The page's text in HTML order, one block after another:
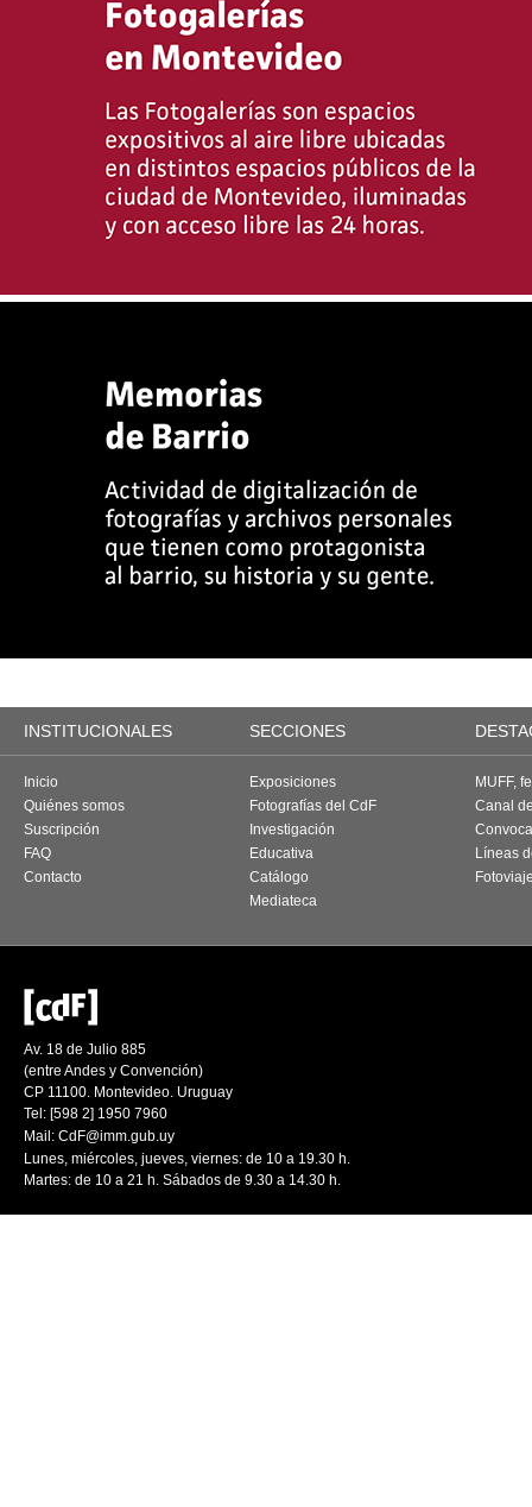
INSTITUCIONALES SECCIONES
Inicio
Quiénes somos
Suscripción
FAQ
Contacto
Exposiciones
Fotografías del CdF
Investigación
Educativa
Catálogo
Mediateca
MUFF,
Canal
Líneas
Av. 18 de Julio 885
(entre Andes y Convención)
CP 11100. Montevideo. Uruguay
Tel: [598 2] 1950 7960
Mail: CdF@imm.gub.uy
Lunes, miércoles, jueves, viernes: de 10 a 19.30 h.
Martes: de 10 a 21 h. Sábados de 9.30 a 14.30 h.